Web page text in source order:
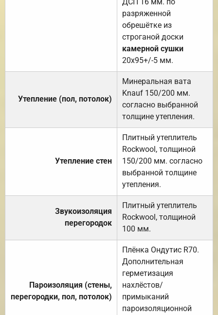
разряженной
обрешётке из
строганой доски
камерной сушки
20х95+/-5 мм.
Утепление (пол, потолок)
Минеральная вата
Knauf 150/200 мм.
согласно выбранной
толщине утепления.
Утепление стен
Плитный утеплитель
Rockwool, толщиной
150/200 мм. согласно
выбранной толщине
утепления.
Звукоизоляция
перегородок
Плитный утеплитель
Rockwool, толщиной
100 мм.
Пароизоляция (стены,
перегородки, пол, потолок)
Плёнка Ондутис R70.
Дополнительная
герметизация
нахлёстов/
примыканий
пароизоляционной